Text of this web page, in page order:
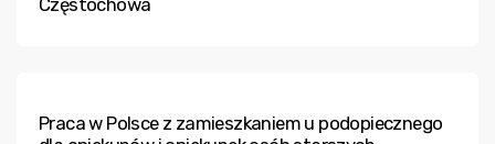
Częstochowa
Praca w Polsce z zamieszkaniem u podopiecznego